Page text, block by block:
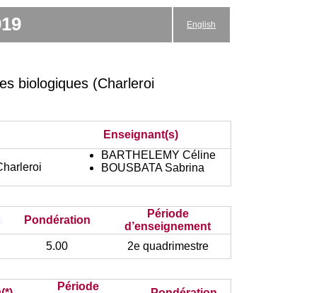
English
biologiques (Charleroi
Enseignant(s)
BARTHELEMY Céline
BOUSBATA Sabrina
Pondération
Période
d’enseignement
5.00 2e quadrimestre
Période